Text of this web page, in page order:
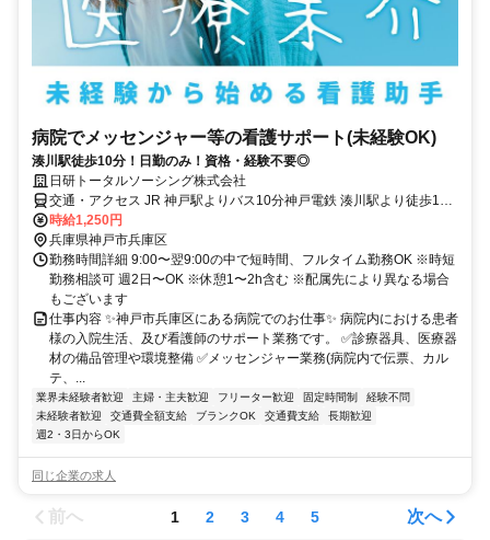
病院でメッセンジャー等の看護サポート(未経験OK)
湊川駅徒歩10分！日勤のみ！資格・経験不要◎
日研トータルソーシング株式会社
交通・アクセス JR 神戸駅よりバス10分神戸電鉄 湊川駅より徒歩10
分神戸市営地下鉄山手線 湊川公園駅より徒歩10分
時給1,250円
兵庫県神戸市兵庫区
勤務時間詳細 9:00〜翌9:00の中で短時間、フルタイム勤務OK ※時短
勤務相談可 週2日〜OK ※休憩1〜2h含む ※配属先により異なる場合
もございます
仕事内容 ✨神戸市兵庫区にある病院でのお仕事✨ 病院内における患者
様の入院生活、及び看護師のサポート業務です。 ✅診療器具、医療器
材の備品管理や環境整備 ✅メッセンジャー業務(病院内で伝票、カル
テ、...
業界未経験者歓迎 主婦・主夫歓迎 フリーター歓迎 固定時間制
経験不問
未経験者歓迎
交通費全額支給 ブランクOK 交通費支給
長期歓迎
週2・3日からOK
同じ企業の求人
前へ 1 2 3 4 5 次へ